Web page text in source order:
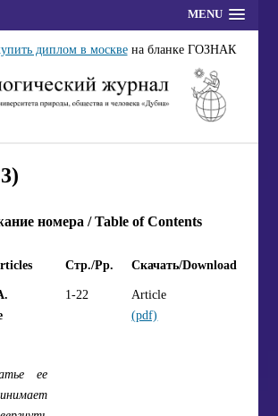
MENU
диплом в москвена бланке ГОЗНАК
номера / Table of Contents
Стр./Pp. Скачать/Download
ее
1-22
Article
(pdf)